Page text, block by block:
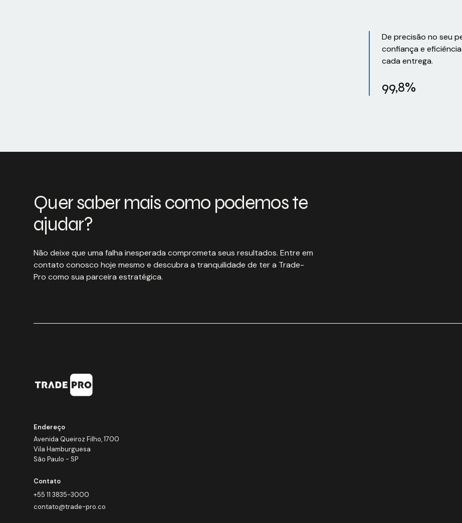
De precisão no seu
confiança e
cada entrega.
99,8%
Quer saber mais como podemos te
ajudar?
Não deixe que uma falha inesperada comprometa seus resultados. Entre em
contato conosco hoje mesmo e descubra a tranquilidade de ter a Trade-
Pro como sua parceira estratégica.
Endereço
Avenida Queiroz Filho, 1700
Vila Hamburguesa
São Paulo - SP
Contato
+55 11 3835-3000
contato@trade-pro.co